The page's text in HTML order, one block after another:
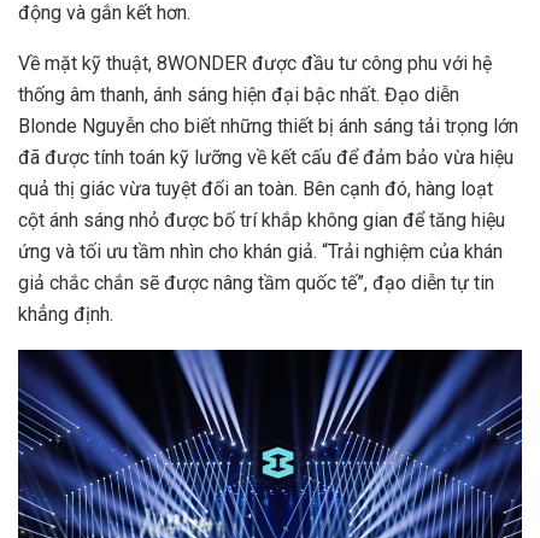
động và gắn kết hơn.
Về mặt kỹ thuật, 8WONDER được đầu tư công phu với hệ
thống âm thanh, ánh sáng hiện đại bậc nhất. Đạo diễn
Blonde Nguyễn cho biết những thiết bị ánh sáng tải trọng lớn
đã được tính toán kỹ lưỡng về kết cấu để đảm bảo vừa hiệu
quả thị giác vừa tuyệt đối an toàn. Bên cạnh đó, hàng loạt
cột ánh sáng nhỏ được bố trí khắp không gian để tăng hiệu
ứng và tối ưu tầm nhìn cho khán giả. “Trải nghiệm của khán
giả chắc chắn sẽ được nâng tầm quốc tế”, đạo diễn tự tin
khẳng định.